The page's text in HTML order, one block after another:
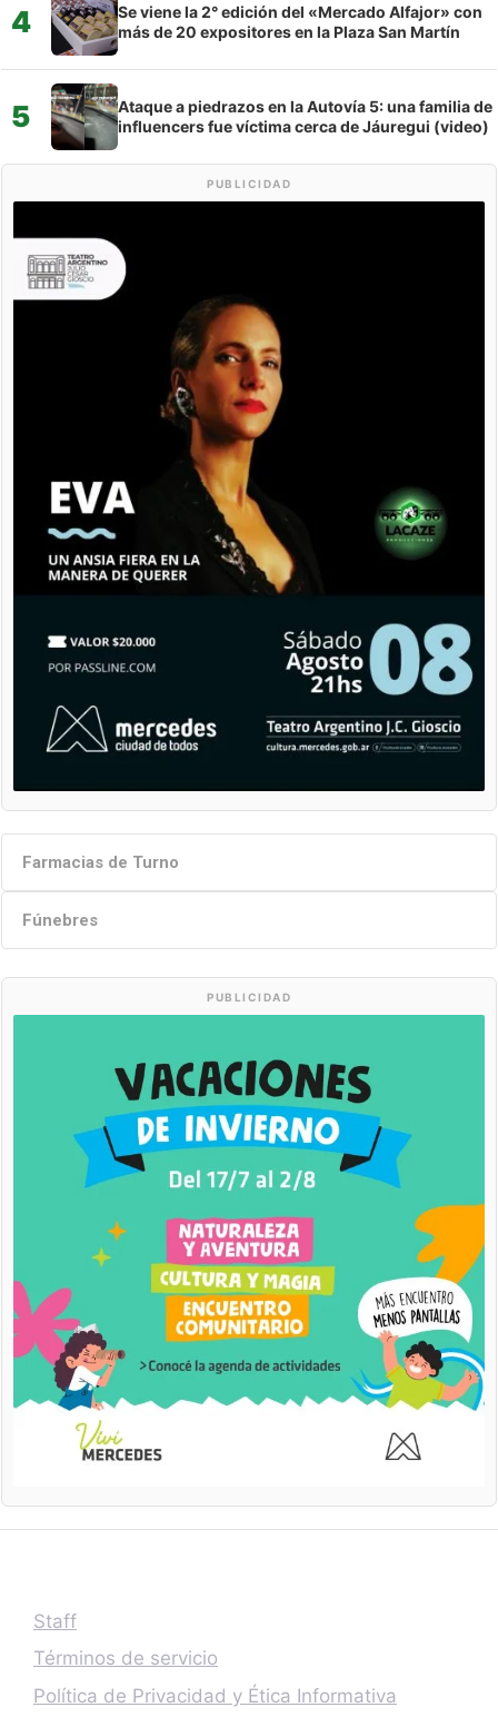
4
Se viene la 2° edición del «Mercado Alfajor» con
más de 20 expositores en la Plaza San Martín
5
Ataque a piedrazos en la Autovía 5: una familia de
influencers fue víctima cerca de Jáuregui (video)
PUBLICIDAD
Farmacias de Turno
Fúnebres
PUBLICIDAD
Staff
Términos de servicio
Política de Privacidad y Ética Informativa